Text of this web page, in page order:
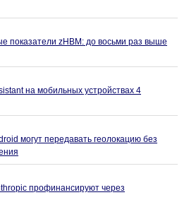
показатели zHBM: до восьми раз выше
на мобильных устройствах 4
могут передавать геолокацию без
профинансируют через